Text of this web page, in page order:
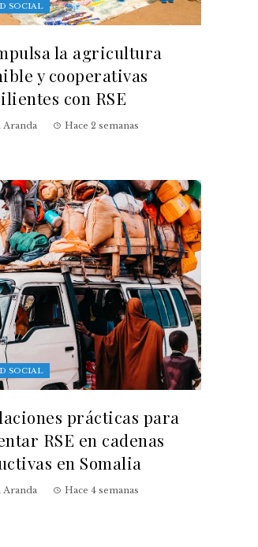
SOCIAL
la agricultura
y cooperativas
con RSE
Aranda Hace 2 semanas
SOCIAL
prácticas para
RSE en cadenas
en Somalia
Aranda Hace 4 semanas